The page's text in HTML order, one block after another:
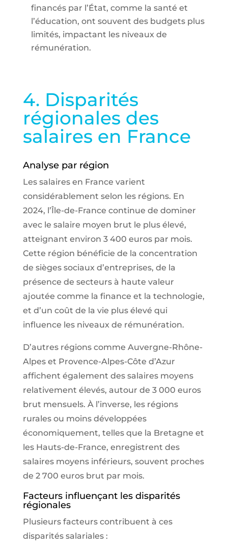
financés par l’État, comme la santé et
l’éducation, ont souvent des budgets plus
limités, impactant les niveaux de
rémunération.
4. Disparités
régionales des
salaires en France
Analyse par région
Les salaires en France varient
considérablement selon les régions. En
2024, l’Île-de-France continue de dominer
avec le salaire moyen brut le plus élevé,
atteignant environ 3 400 euros par mois.
Cette région bénéficie de la concentration
de sièges sociaux d’entreprises, de la
présence de secteurs à haute valeur
ajoutée comme la finance et la technologie,
et d’un coût de la vie plus élevé qui
influence les niveaux de rémunération.
D’autres régions comme Auvergne-Rhône-
Alpes et Provence-Alpes-Côte d’Azur
affichent également des salaires moyens
relativement élevés, autour de 3 000 euros
brut mensuels. À l’inverse, les régions
rurales ou moins développées
économiquement, telles que la Bretagne et
les Hauts-de-France, enregistrent des
salaires moyens inférieurs, souvent proches
de 2 700 euros brut par mois.
Facteurs influençant les disparités
régionales
Plusieurs facteurs contribuent à ces
disparités salariales :